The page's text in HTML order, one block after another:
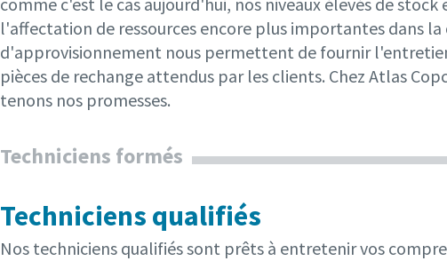
l'affectation de ressources encore plus importantes dans la
d'approvisionnement nous permettent de fournir
pièces de rechange attendus par les clients. Chez Atlas
tenons nos promesses.
Techniciens formés
Techniciens qualifiés
Nos techniciens qualifiés sont prêts à entretenir vos